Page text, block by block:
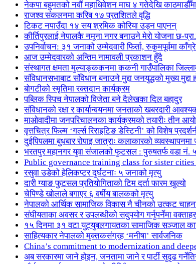
नेकपा बहुमतको नवौं महाधिवेशन माघ ४ गतेदेखि
राजश्व संकलनमा करिब १७ प्रतशितले वृद्धि
टिकट नपाउँदा १४ सय श्रमिक कोरिया उड्न पाएनन्
कीर्तिपुरलाई नेपालकै नमूना नगर बनाउने मेरो योजना छ-
उपनिर्वाचन: ३१ जनाको उम्मेदवारी फिर्ता, रुकुमपूर्वमा
आज उम्मेदवारको अन्तिम नामावली प्रकाशन हुँदै
संस्थागत क्षमता मुल्याङ्ककनमा ककनी गाउँपालिका
संविधानसभाबाट संविधान बनाउने मुद्दा जनयुद्धको मुख्य मुद्दा
बोगटीको स्मृतिमा रक्तदान कार्यक्रम
पब्लिक स्पिच नेपालको विजेता बने दैलेखका दिल बहादुर
संविधानको रक्षा र कार्यान्वयनमा जनताको खबरदारी
माओवादीमा जनपरिचालनका कार्यक्रमको तयारीः तीन
वृत्तचित्र फिल्म ‘गर्ल्स रिराइटिङ डेस्टिनी’ को विशेष
दुईपिपलमा बुधबार रोपाइ जात्राः कलाकारको व्यवस्थापनमा
भरतपुर महानगर युवा संजालको फुटसल : पुरुषतर्फ वडा नं. ५
Public governance training class for sister
रसुवा उडेको हेलिकप्टर दुर्घटनाः ५ जनाको मृत्यु
दारी ग्याङ फुटसल प्रतियोगिताको टिम दर्ता फारम खुल्यो
चेपिण्डे खोलाले बगाएर ६ वर्षीय बालकको मृत्यु
नेपालको आर्थिक सामाजिक विकास नै चीनको उत्कट
संघीयताका अवसर र उपलब्धीको सदुपयोग गर्नुपर्नेमा
१५ दिनमा ३१ वटा युट्युबलगायतका सामाजिक सञ्जाल
साहित्यकार नेपालको मुक्तकसंग्रह ‘मनीषा’ सार्वजनिक
China’s commitment to modernization and
अब सरकारमा जाने होइन, जनतामा जाने र पार्टी सुदृढ